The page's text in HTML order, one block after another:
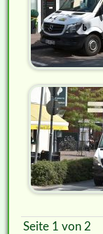
Seite 1 von 2